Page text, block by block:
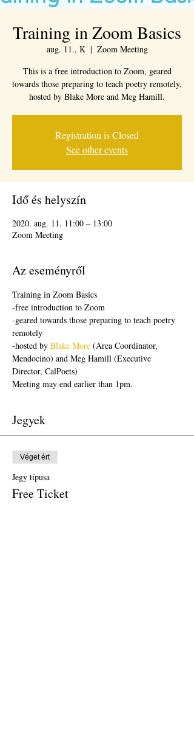
Training in Zoom Basics
aug. 11., K
  |
Zoom Meeting
This is a free introduction to Zoom, geared
towards those preparing to teach poetry remotely,
hosted by Blake More and Meg Hamill.
Registration is Closed
See other events
Idő és helyszín
2020. aug. 11. 11:00 – 13:00
Zoom Meeting
Az eseményről
Training in Zoom Basics
-free introduction to Zoom
-geared towards those preparing to teach poetry
remotely
-hosted by Blake More (Area Coordinator,
Mendocino) and Meg Hamill (Executive
Director, CalPoets)
Meeting may end earlier than 1pm.
Jegyek
Véget ért
Jegy típusa
Free Ticket